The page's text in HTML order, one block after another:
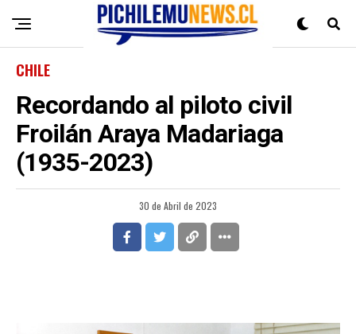
CHILE
Recordando al piloto civil
Froilán Araya Madariaga
(1935-2023)
30 de Abril de 2023